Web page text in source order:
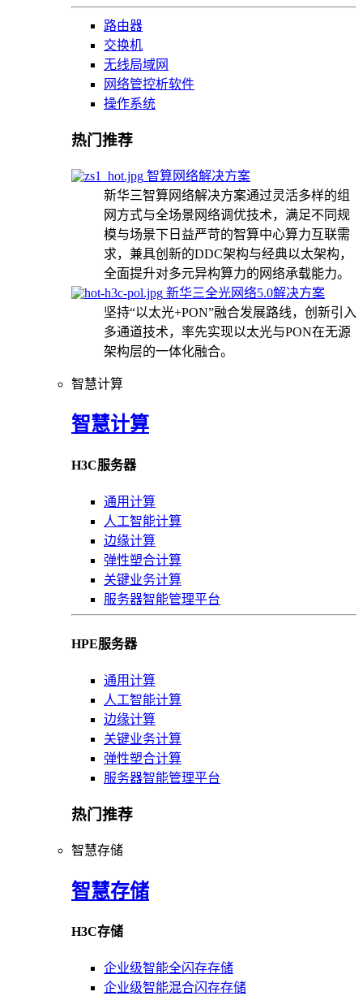
路由器
交换机
无线局域网
网络管控析软件
操作系统
热门推荐
智算网络解决方案
新华三智算网络解决方案通过灵活多样的组
网方式与全场景网络调优技术，满足不同规
模与场景下日益严苛的智算中心算力互联需
求，兼具创新的DDC架构与经典以太架构，
全面提升对多元异构算力的网络承载能力。
新华三全光网络5.0解决方案
坚持“以太光+PON”融合发展路线，创新引入
多通道技术，率先实现以太光与PON在无源
架构层的一体化融合。
智慧计算
智慧计算
H3C服务器
通用计算
人工智能计算
边缘计算
弹性塑合计算
关键业务计算
服务器智能管理平台
HPE服务器
通用计算
人工智能计算
边缘计算
关键业务计算
弹性塑合计算
服务器智能管理平台
热门推荐
智慧存储
智慧存储
H3C存储
企业级智能全闪存存储
企业级智能混合闪存存储